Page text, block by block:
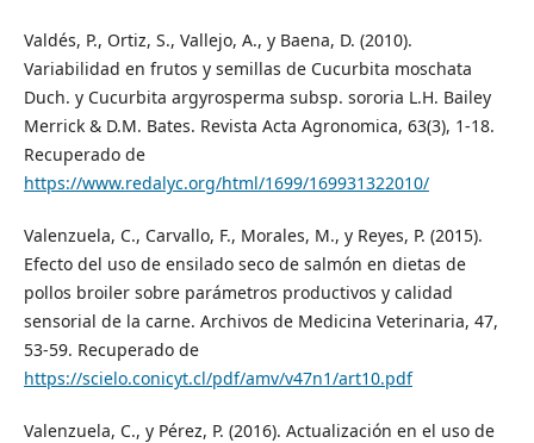
Valdés, P., Ortiz, S., Vallejo, A., y Baena, D. (2010).
Variabilidad en frutos y semillas de Cucurbita moschata
Duch. y Cucurbita argyrosperma subsp. sororia L.H. Bailey
Merrick & D.M. Bates. Revista Acta Agronomica, 63(3), 1-18.
Recuperado de
https://www.redalyc.org/html/1699/169931322010/
Valenzuela, C., Carvallo, F., Morales, M., y Reyes, P. (2015).
Efecto del uso de ensilado seco de salmón en dietas de
pollos broiler sobre parámetros productivos y calidad
sensorial de la carne. Archivos de Medicina Veterinaria, 47,
53-59. Recuperado de
https://scielo.conicyt.cl/pdf/amv/v47n1/art10.pdf
Valenzuela, C., y Pérez, P. (2016). Actualización en el uso de